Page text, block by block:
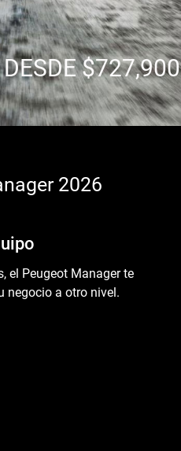
DESDE $727,900
2026
el Peugeot Manager te
negocio a otro nivel.